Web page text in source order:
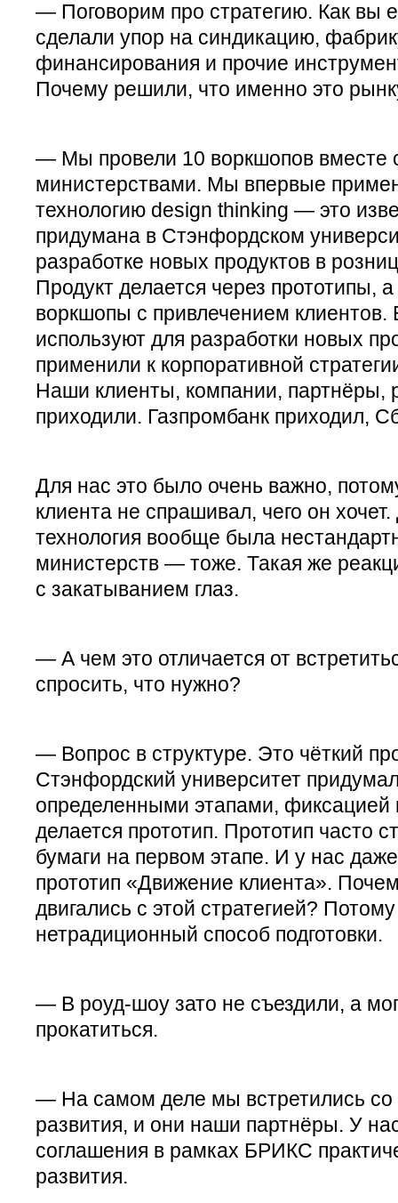
— Поговорим про стратегию. Как вы
сделали упор на синдикацию,
финансирования и прочие
Почему решили, что именно это
— Мы провели 10 воркшопов вместе
министерствами. Мы впервые
технологию design thinking — это
придумана в Стэнфордском
разработке новых продуктов в
Продукт делается через прототипы,
воркшопы с привлечением клиентов.
используют для разработки новых
применили к корпоративной
Наши клиенты, компании, партнёры,
приходили. Газпромбанк приходил,
Для нас это было очень важно,
клиента не спрашивал, чего он
технология вообще была
министерств — тоже. Такая же
с закатыванием глаз.
— А чем это отличается от
спросить, что нужно?
— Вопрос в структуре. Это чёткий
Стэнфордский университет
определенными этапами, фиксацией
делается прототип. Прототип часто
бумаги на первом этапе. И у нас
прототип «Движение клиента».
двигались с этой стратегией?
нетрадиционный способ подготовки.
— В роуд-шоу зато не съездили, а
прокатиться.
— На самом деле мы встретились со
развития, и они наши партнёры. У
соглашения в рамках БРИКС
развития.